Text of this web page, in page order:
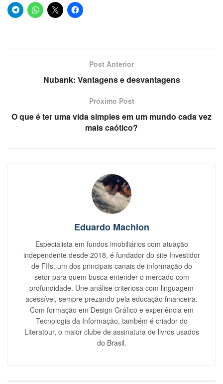
Post Anterior
Nubank: Vantagens e desvantagens
Próximo Post
O que é ter uma vida simples em um mundo cada vez
mais caótico?
Eduardo Machion
Especialista em fundos imobiliários com atuação
independente desde 2018, é fundador do site Investidor
de FIIs, um dos principais canais de informação do
setor para quem busca entender o mercado com
profundidade. Une análise criteriosa com linguagem
acessível, sempre prezando pela educação financeira.
Com formação em Design Gráfico e experiência em
Tecnologia da Informação, também é criador do
Literatour, o maior clube de assinatura de livros usados
do Brasil.